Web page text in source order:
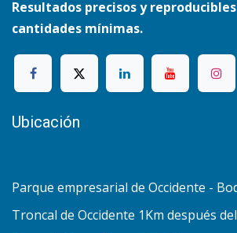
Resultados precisos y
cantidades mínimas.
Ubicación
Parque empresarial de Occidente -
Troncal de Occidente 1Km después